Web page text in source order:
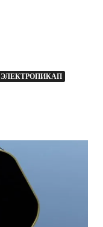
ЭЛЕКТРОПИКАП